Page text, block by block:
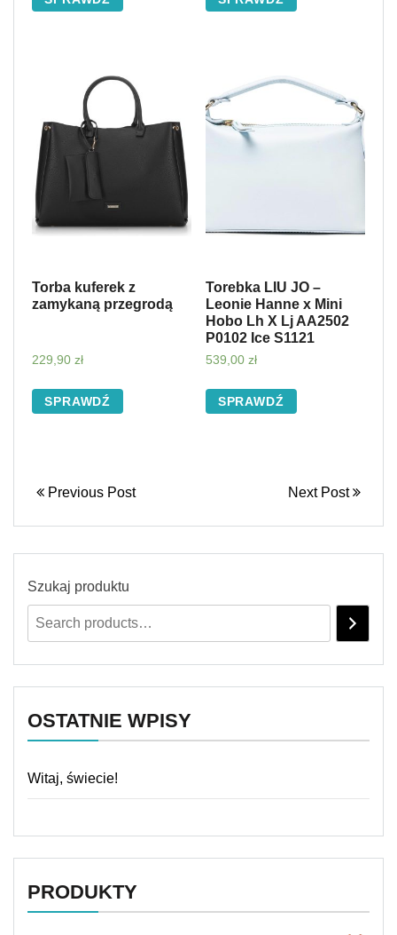
Torba kuferek z
zamykaną przegrodą
229,90 zł
SPRAWDŹ
Torebka LIU JO –
Leonie Hanne x Mini
Hobo Lh X Lj AA2502
P0102 Ice S1121
539,00 zł
SPRAWDŹ
Previous Post Next Post
Szukaj produktu
OSTATNIE WPISY
Witaj, świecie!
PRODUKTY